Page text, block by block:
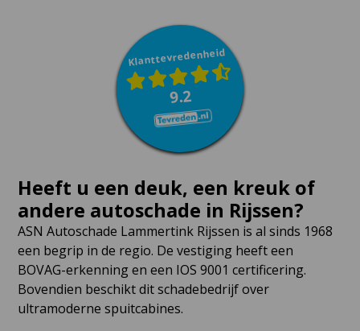
Klanttevredenheid
9.2
Heeft u een deuk, een kreuk of
andere autoschade in Rijssen?
ASN Autoschade Lammertink Rijssen is al sinds 1968
een begrip in de regio. De vestiging heeft een
BOVAG-erkenning en een IOS 9001 certificering.
Bovendien beschikt dit schadebedrijf over
ultramoderne spuitcabines.